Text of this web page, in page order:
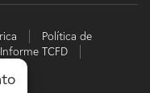
Política de
Informe TCFD